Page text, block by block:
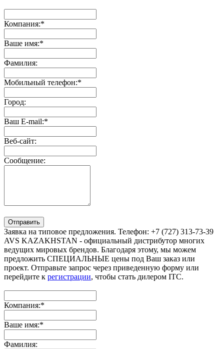
Компания:*
Ваше имя:*
Фамилия:
Мобильный телефон:*
Город:
Ваш E-mail:*
Веб-сайт:
Сообщение:
Отправить
Заявка на типовое предложения. Телефон: +7 (727) 313-73-39
AVS KAZAKHSTAN - официальный дистрибутор многих
ведущих мировых брендов. Благодаря этому, мы можем
предложить СПЕЦИАЛЬНЫЕ цены под Ваш заказ или
проект. Отправьте запрос через приведенную форму или
перейдите к регистрации, чтобы стать дилером ITC.
Компания:*
Ваше имя:*
Фамилия: